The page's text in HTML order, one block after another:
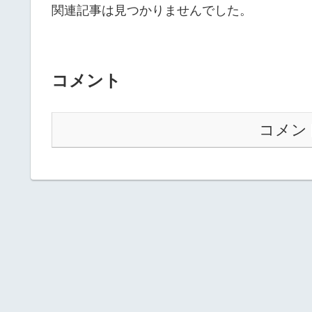
関連記事は見つかりませんでした。
コメント
コメン